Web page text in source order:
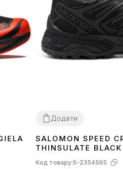
Додати
41424344 45 46
SALOMON SPEED
THINSULATE BLACK
Код товару:S-2354565